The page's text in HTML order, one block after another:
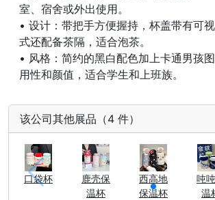
室、宿舍或外出使用。
• 设计：带把手方便握持，杯盖带有可
式还配备茶隔，适合泡茶。
• 风格：简约的黑白配色加上卡通男孩
用性和颜值，适合学生和上班族。
该公司其他展品（4 件）
口袋杯
鹿壳保
温杯
西高地
保温杯
吨
温